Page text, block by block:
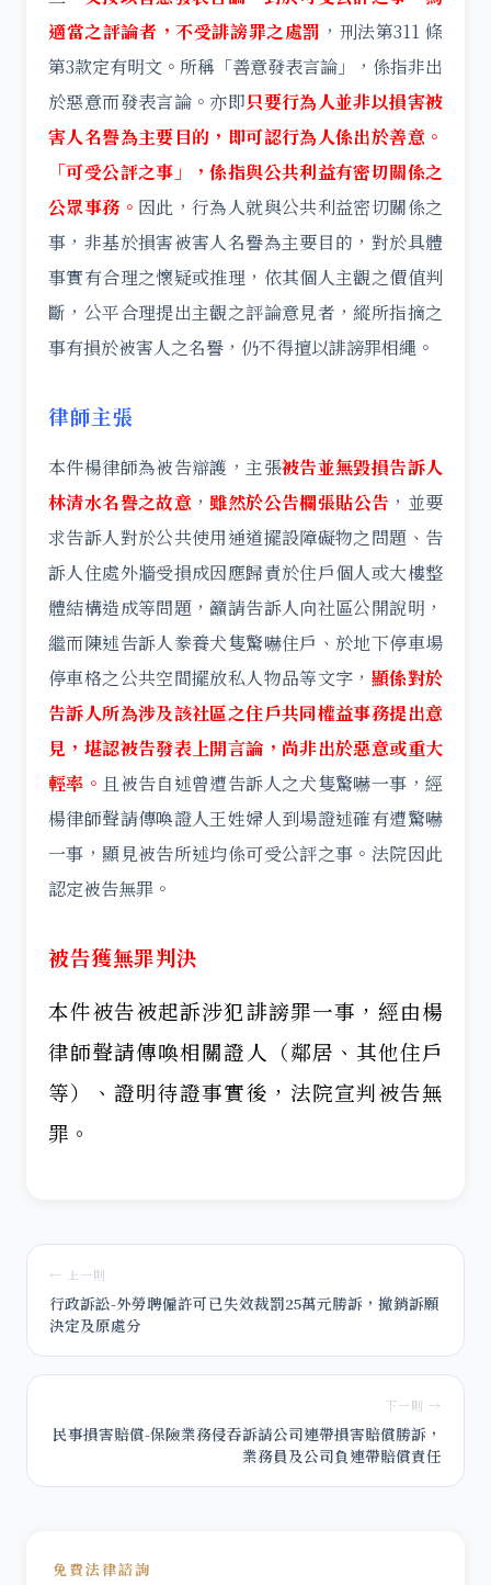
適當之評論者，不受誹謗罪之處罰 ，刑法第311 條
第3款定有明文。所稱「善意發表言論」，係指非出
於惡意而發表言論。亦即只要行為人並非以損害被
害人名譽為主要目的，即可認行為人係出於善意。
「可受公評之事」，係指與公共利益有密切關係之
公眾事務。 因此，行為人就與公共利益密切關係之
事，非基於損害被害人名譽為主要目的，對於具體
事實有合理之懷疑或推理，依其個人主觀之價值判
斷，公平合理提出主觀之評論意見者，縱所指摘之
事有損於被害人之名譽，仍不得擅以誹謗罪相繩。
律師主張
本件楊律師為被告辯護，主張被告並無毀損告訴人
林清水名譽之故意 ，雖然於公告欄張貼公告 ，並要
求告訴人對於公共使用通道擺設障礙物之問題、告
訴人住處外牆受損成因應歸責於住戶個人或大樓整
體結構造成等問題，籲請告訴人向社區公開說明，
繼而陳述告訴人豢養犬隻驚嚇住戶、於地下停車場
停車格之公共空間擺放私人物品等文字， 顯係對於
告訴人所為涉及該社區之住戶共同權益事務提出意
見，堪認被告發表上開言論，尚非出於惡意或重大
輕率。 且被告自述曾遭告訴人之犬隻驚嚇一事，經
楊律師聲請傳喚證人王姓婦人到場證述確有遭驚嚇
一事，顯見被告所述均係可受公評之事。法院因此
認定被告無罪。
被告獲無罪判決
本件被告被起訴涉犯誹謗罪一事，經由楊
律師聲請傳喚相關證人（鄰居、其他住戶
等）、證明待證事實後，法院宣判被告無
罪。
← 上一則
行政訴訟-外勞聘僱許可已失效裁罰25萬元勝訴，撤銷訴願
決定及原處分
下一則 →
民事損害賠償-保險業務侵吞訴請公司連帶損害賠償勝訴，
業務員及公司負連帶賠償責任
免費法律諮詢